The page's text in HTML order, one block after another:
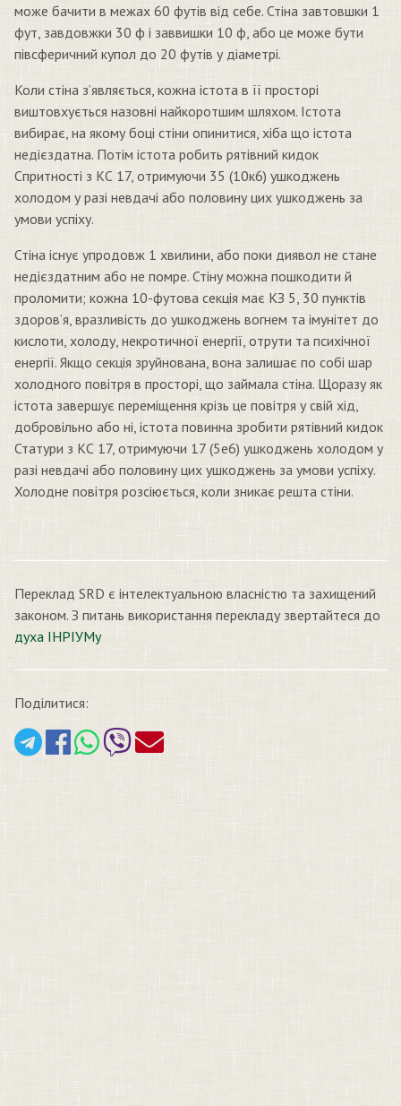
може бачити в межах 60 футів від себе. Стіна завтовшки 1
фут, завдовжки 30 ф і заввишки 10 ф, або це може бути
півсферичний купол до 20 футів у діаметрі.
Коли стіна з’являється, кожна істота в її просторі
виштовхується назовні найкоротшим шляхом. Істота
вибирає, на якому боці стіни опинитися, хіба що істота
недієздатна. Потім істота робить рятівний кидок
Спритності з КС 17, отримуючи 35 (10к6) ушкоджень
холодом у разі невдачі або половину цих ушкоджень за
умови успіху.
Стіна існує упродовж 1 хвилини, або поки диявол не стане
недієздатним або не помре. Стіну можна пошкодити й
проломити; кожна 10-футова секція має КЗ 5, 30 пунктів
здоров’я, вразливість до ушкоджень вогнем та імунітет до
кислоти, холоду, некротичної енергії, отрути та психічної
енергії. Якщо секція зруйнована, вона залишає по собі шар
холодного повітря в просторі, що займала стіна. Щоразу як
істота завершує переміщення крізь це повітря у свій хід,
добровільно або ні, істота повинна зробити рятівний кидок
Статури з КС 17, отримуючи 17 (5е6) ушкоджень холодом у
разі невдачі або половину цих ушкоджень за умови успіху.
Холодне повітря розсіюється, коли зникає решта стіни.
Переклад SRD є інтелектуальною власністю та захищений
законом. З питань використання перекладу звертайтеся до
духа ІНРІУМу
Поділитися: